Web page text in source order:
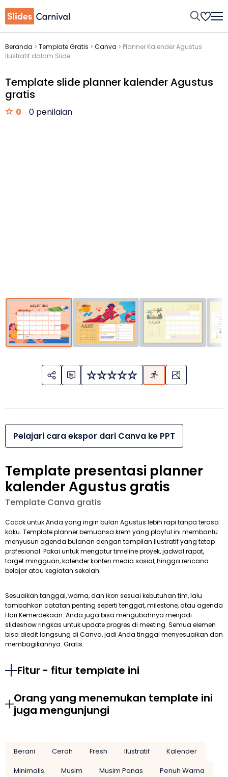
Beranda > Template Gratis > Canva > Planner Kalender Agustus
Ilustratif dalam Slide
Template slide planner kalender Agustus
gratis
0 0 penilaian
Pelajari cara ekspor dari Canva ke PPT
Template presentasi planner
kalender Agustus gratis
Template Canva gratis
Cocok untuk Anda yang ingin bulan Agustus lebih rapi tanpa terasa
kaku. Template planner bernuansa krem yang playful ini membantu
menyusun agenda bulanan dengan tampilan ilustratif yang tetap
profesional. Pakai untuk mengatur timeline proyek, jadwal rapat,
target mingguan, kalender konten media sosial, hingga rencana
belajar atau kegiatan sekolah.
Sesuaikan tanggal, warna, dan ikon sesuai kebutuhan tim, lalu
tambahkan catatan penting seperti tenggat, milestone, atau agenda
Hari Kemerdekaan. Anda juga bisa mengubahnya menjadi
slideshow ringkas untuk update progres di meeting. Semua elemen
bisa diedit langsung di Canva, jadi Anda tinggal menyesuaikan dan
membagikannya. Gratis.
Fitur - fitur template ini
Orang yang menemukan template ini
juga mengunjungi
Berani Cerah Fresh Ilustratif
Kalender
Minimalis
Musim Musim Panas
Penuh Warna